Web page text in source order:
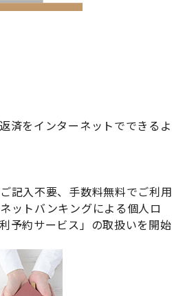
済をインターネットでできるよ
記入不要、手数料無料でご利用
ットバンキングによる個人ロ
予約サービス」の取扱いを開始